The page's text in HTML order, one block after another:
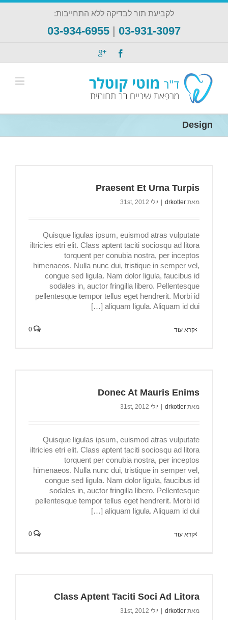
לקביעת תור לבדיקה ללא התחייבות:
03-931-3097
|
03-934-6955
Design
Praesent Et Urna Turpis
מאת drkotler יולי 31st, 2012
Quisque ligulas ipsum, euismod atras vulputate
iltricies etri elit. Class aptent taciti sociosqu ad litora
torquent per conubia nostra, per inceptos
himenaeos. Nulla nunc dui, tristique in semper vel,
congue sed ligula. Nam dolor ligula, faucibus id
sodales in, auctor fringilla libero. Pellentesque
pellentesque tempor tellus eget hendrerit. Morbi id
aliquam ligula. Aliquam id dui […]
קרא עוד
Donec At Mauris Enims
מאת drkotler יולי 31st, 2012
Quisque ligulas ipsum, euismod atras vulputate
iltricies etri elit. Class aptent taciti sociosqu ad litora
torquent per conubia nostra, per inceptos
himenaeos. Nulla nunc dui, tristique in semper vel,
congue sed ligula. Nam dolor ligula, faucibus id
sodales in, auctor fringilla libero. Pellentesque
pellentesque tempor tellus eget hendrerit. Morbi id
aliquam ligula. Aliquam id dui […]
קרא עוד
Class Aptent Taciti Soci Ad Litora
מאת drkotler יולי 31st, 2012